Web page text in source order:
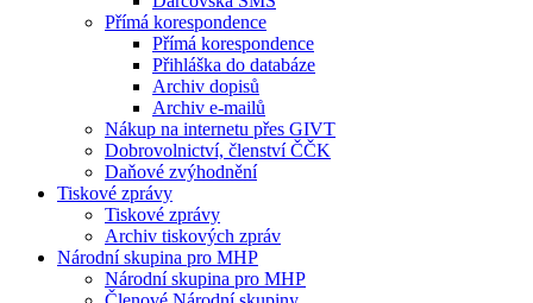
Přímá korespondence
Přímá korespondence
Přihláška do databáze
Archiv dopisů
Archiv e-mailů
Nákup na internetu přes GIVT
Dobrovolnictví, členství ČČK
Daňové zvýhodnění
Tiskové zprávy
Tiskové zprávy
Archiv tiskových zpráv
Národní skupina pro MHP
Národní skupina pro MHP